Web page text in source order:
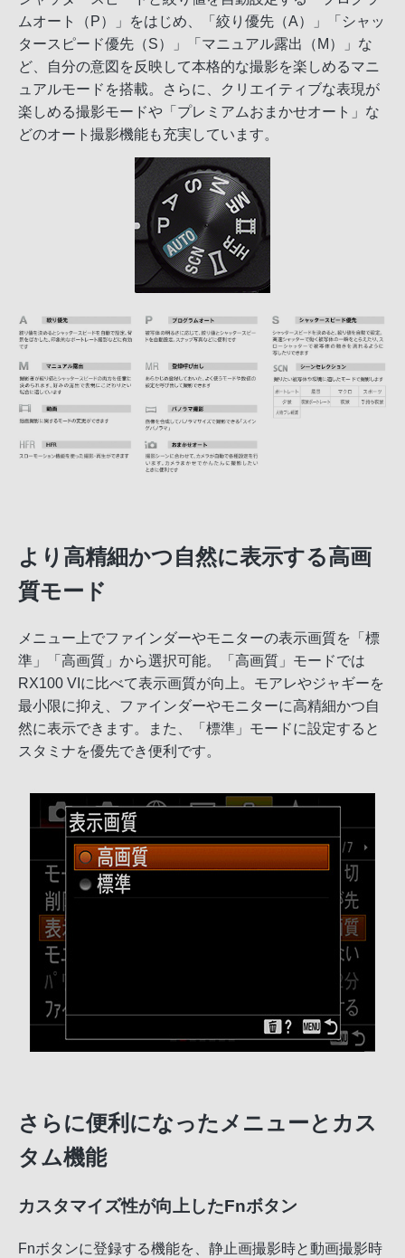
ムオート（P）」をはじめ、「絞り優先（A）」「シャッ
タースピード優先（S）」「マニュアル露出（M）」な
ど、自分の意図を反映して本格的な撮影を楽しめるマニ
ュアルモードを搭載。さらに、クリエイティブな表現が
楽しめる撮影モードや「プレミアムおまかせオート」な
どのオート撮影機能も充実しています。
より高精細かつ自然に表示する高画
質モード
メニュー上でファインダーやモニターの表示画質を「標
準」「高画質」から選択可能。「高画質」モードでは
RX100 VIに比べて表示画質が向上。モアレやジャギーを
最小限に抑え、ファインダーやモニターに高精細かつ自
然に表示できます。また、「標準」モードに設定すると
スタミナを優先でき便利です。
さらに便利になったメニューとカス
タム機能
カスタマイズ性が向上したFnボタン
Fnボタンに登録する機能を、静止画撮影時と動画撮影時